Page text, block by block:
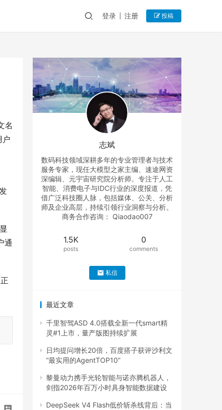
登录 注册 投稿
名
户
通
志斌
数码科技领域深耕多年的专业管理者与技术
服务专家，现任大模型之家主编、速途网资
深编辑、元宇宙研究院分析师。专注于人工
智能、消费电子与IDC行业的深度报道，凭
借广泛科技圈人脉，包括媒体、公关、分析
师及企业高层，持续引领行业洞察与分析。
商务合作咨询： Qiaodao007
1.5K
posts
0
comments
私信
最近文章
千里智驾ASD 4.0搭载全新一代smart精
灵#1上市，量产版图持续扩展
日均提问增长20倍，百度搭子获评沙利文
“最实用的AgentTOP10”
黎曼动力携手光轮智能与诺亦腾机器人，
剑指2026年百万小时具身智能数据建设
DeepSeek V4 Flash低价斩杀线背后：当